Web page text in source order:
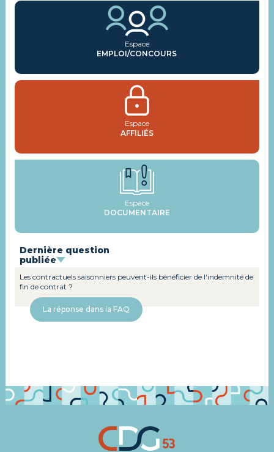
Espace
EMPLOI/CONCOURS
Espace
AFFILIÉS
Espace
DOCUMENTAIRE
Dernière question
publiée
Les contractuels saisonniers peuvent-ils bénéficier de l'indemnité de
fin de contrat ?
La réponse dans la FAQ